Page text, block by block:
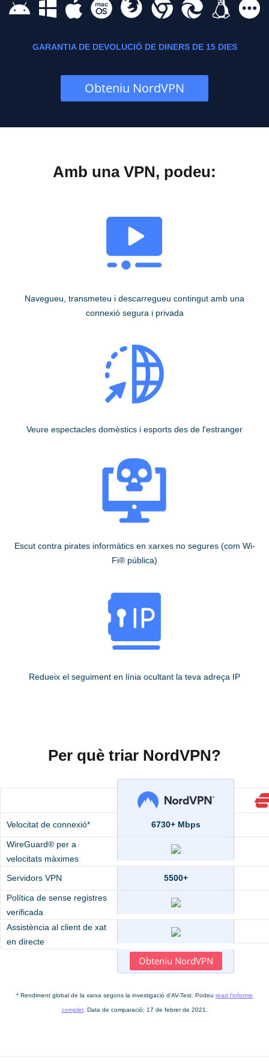
GARANTIA DE DEVOLUCIÓ DE DINERS DE 15 DIES
Obteniu NordVPN
Amb una VPN, podeu:
Navegueu, transmeteu i descarregueu contingut amb una
connexió segura i privada
Veure espectacles domèstics i esports des de l'estranger
Escut contra pirates informàtics en xarxes no segures (com Wi-
Fi® pública)
Redueix el seguiment en línia ocultant la teva adreça IP
Per què triar NordVPN?
Velocitat de connexió* 6730+ Mbps
WireGuard® per a
velocitats màximes
Servidors VPN 5500+
Política de sense registres
verificada
Assistència al client de xat
en directe
Obteniu NordVPN
* Rendiment global de la xarxa segons la investigació d'AV-Test. Podeu read l'informe
complet. Data de comparació: 17 de febrer de 2021.